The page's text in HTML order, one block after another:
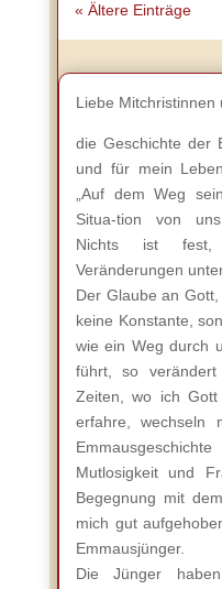
« Ältere Einträge
Liebe Mitchristinnen
die Geschichte der
und für mein
„Auf dem Weg
Situa-tion von
Nichts ist fest,
Veränderungen
Der Glaube an
keine Konstante,
wie ein Weg durch
führt, so
Zeiten, wo ich
erfahre, wechseln
Mutlosigkeit und
Begegnung mit
mich gut
Emmausjünger.
Die Jünger